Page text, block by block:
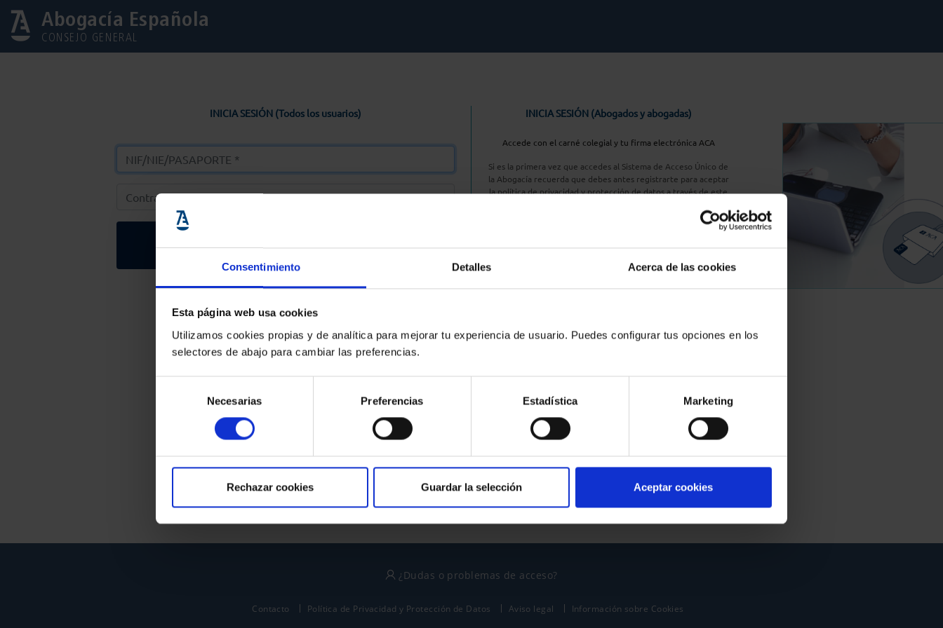
Consentimiento Detalles Acerca de las cookies
Esta página web usa cookies
Utilizamos cookies propias y de analítica para mejorar tu experiencia de usuario. Puedes configurar tus opciones en los
selectores de abajo para cambiar las preferencias.
consentimiento
Necesarias Preferencias Estadística Marketing
Rechazar cookies Guardar la selección Aceptar cookies
Abogacía Española
CONSEJO GENERAL
INICIA SESIÓN (Todos los usuarios)
Entrar
Solicitar Contraseña
INICIA SESIÓN (Abogados y abogadas)
Accede con el carné colegial y tu firma electrónica ACA
Si es la primera vez que accedes al Sistema de Acceso Único de
la Abogacía recuerda que debes antes registrarte para aceptar
la política de privacidad y protección de datos a través de este
Entrar con ACA Plus
¿No tienes cuenta?
política de privacidad
y términos del servicio
¿Dudas o problemas de acceso?
Contacto Política de Privacidad y Protección de Datos Aviso legal Información sobre Cookies